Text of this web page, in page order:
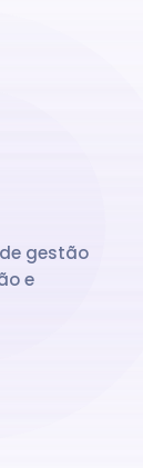
gestão
e